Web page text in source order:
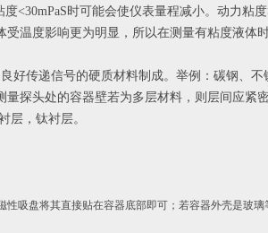
<30mPaS时可能会使仪表量程减小。动力粘度
温度影响更为明显，所以在测量有粘度液体
好传递信号的硬质材料制成。举例：碳钢、
探头处的容器壁若为多层材料，则层间应紧
层，钛衬层。
吸盘将其直接贴在容器底部即可；若容器外壳是玻